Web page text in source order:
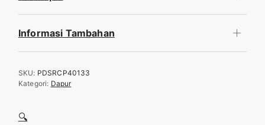
🔍
Informasi Tambahan
SKU: PDSRCP40133
Kategori: Dapur